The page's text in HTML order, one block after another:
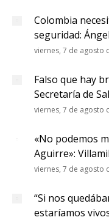
Colombia
seguridad:
viernes, 7 de agosto
Falso que hay
Secretaría de
viernes, 7 de agosto
«No podemos
Aguirre»:
viernes, 7 de agosto
“Si nos
estaríamos